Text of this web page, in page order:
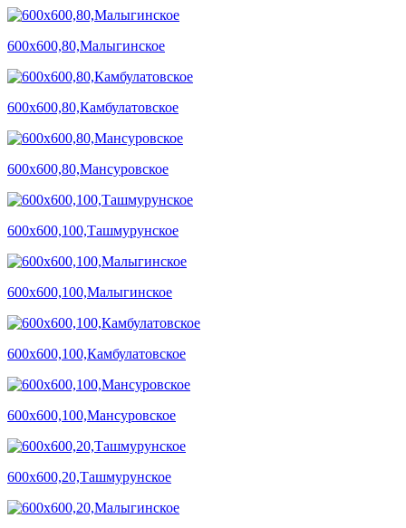
600х600,80,Малыгинское
600х600,80,Камбулатовское
600х600,80,Мансуровское
600х600,100,Ташмурунское
600х600,100,Малыгинское
600х600,100,Камбулатовское
600х600,100,Мансуровское
600х600,20,Ташмурунское